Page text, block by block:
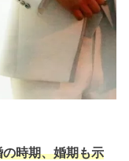
時期、婚期も示